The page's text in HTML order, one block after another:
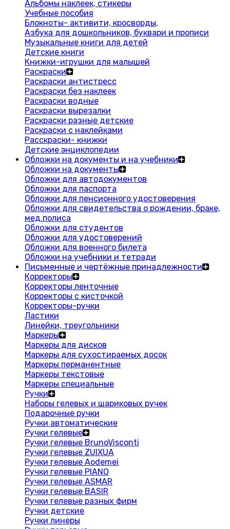
Альбомы наклеек, стикеры
Учебные пособия
Блокноты- активити, кросворды,
Азбука для дошкольников, буквари и прописи
Музыкальные книги для детей
Детские книги
Книжки-игрушки для малышей
Раскраски
Раскраски антистресс
Раскраски без наклеек
Раскраски водные
Раскраски вырезалки
Раскраски разные детские
Раскраски с наклейками
Расскраски- книжки
Детские энциклопедии
Обложки на документы и на учебники
Обложки на документы
Обложки для автодокументов
Обложки для паспорта
Обложки для пенсионного удостоверения
Обложки для свидетельства о рождении, браке,
мед.полиса
Обложки для студентов
Обложки для удостоверений
Обложки для военного билета
Обложки на учебники и тетради
Письменные и чертёжные принадлежности
Корректоры
Корректоры ленточные
Корректоры с кисточкой
Корректоры-ручки
Ластики
Линейки, треугольники
Маркеры
Маркеры для дисков
Маркеры для сухостираемых досок
Маркеры перманентные
Маркеры текстовые
Маркеры специальные
Ручки
Наборы гелевых и шариковых ручек
Подарочные ручки
Ручки автоматические
Ручки гелевые
Ручки гелевые BrunoVisconti
Ручки гелевые ZUIXUA
Ручки гелевые Aodemei
Ручки гелевые PIANO
Ручки гелевые ASMAR
Ручки гелевые BASIR
Ручки гелевые разных фирм
Ручки детские
Ручки линеры